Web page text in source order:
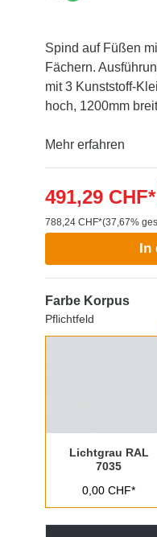
Spind auf Füßen
Fächern.
mit 3 Kunststoff-
hoch, 1200mm
Mehr erfahren
491,29 CHF*
788,24 CHF*(37,67%
In
Farbe Korpus
Pflichtfeld
Lichtgrau RAL
7035
0,00 CHF*